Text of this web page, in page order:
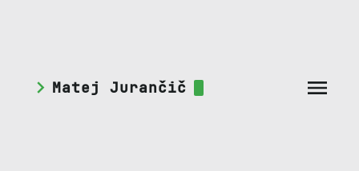
Matej Jurančič